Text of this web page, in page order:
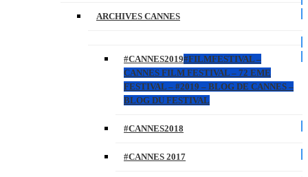
ARCHIVES CANNES
#CANNES2019#FILMFESTIVAL –
CANNES FILM FESTIVAL – 72 EME
FESTIVAL – #2019 – BLOG DE CANNES –
BLOG DU FESTIVAL
#CANNES2018
#CANNES 2017